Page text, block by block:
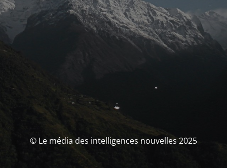
© Le média des intelligences nouvelles 2025